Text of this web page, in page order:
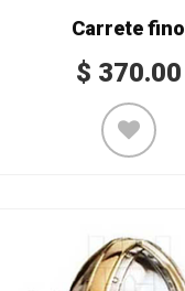
Carrete fino
$ 370.00